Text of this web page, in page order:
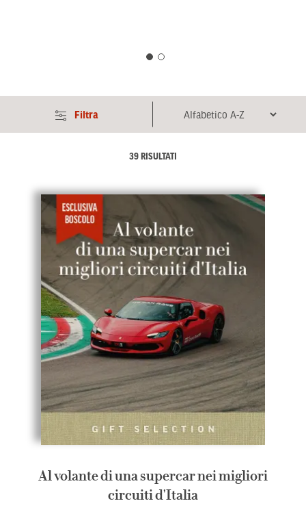
39 RISULTATI
Filtra
Al volante di una supercar nei migliori
circuiti d'Italia